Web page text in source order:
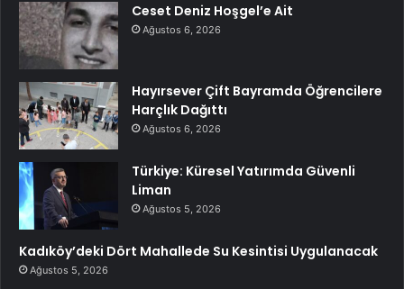
Ceset Deniz Hoşgel’e Ait
Ağustos 6, 2026
Hayırsever Çift Bayramda Öğrencilere
Harçlık Dağıttı
Ağustos 6, 2026
Türkiye: Küresel Yatırımda Güvenli
Liman
Ağustos 5, 2026
Kadıköy’deki Dört Mahallede Su Kesintisi Uygulanacak
Ağustos 5, 2026